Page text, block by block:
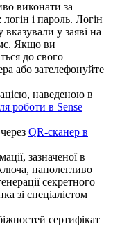
во виконати за
: логін і пароль. Логін
вказували у заяві на
с. Якщо ви
ться до свого
ра або зателефонуйте
ацією, наведеною в
ля роботи в Sense
через QR-сканер в
мації, зазначеної в
люча, наполегливо
енерації секретного
ка зі спеціалістом
іжностей сертифікат